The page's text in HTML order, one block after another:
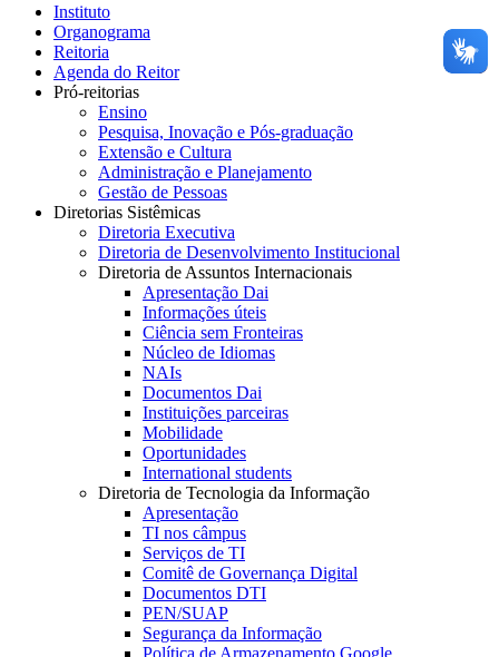
Instituto
Organograma
Reitoria
Agenda do Reitor
Pró-reitorias
Ensino
Pesquisa, Inovação e Pós-graduação
Extensão e Cultura
Administração e Planejamento
Gestão de Pessoas
Diretorias Sistêmicas
Diretoria Executiva
Diretoria de Desenvolvimento Institucional
Diretoria de Assuntos Internacionais
Apresentação Dai
Informações úteis
Ciência sem Fronteiras
Núcleo de Idiomas
NAIs
Documentos Dai
Instituições parceiras
Mobilidade
Oportunidades
International students
Diretoria de Tecnologia da Informação
Apresentação
TI nos câmpus
Serviços de TI
Comitê de Governança Digital
Documentos DTI
PEN/SUAP
Segurança da Informação
Política de Armazenamento Google